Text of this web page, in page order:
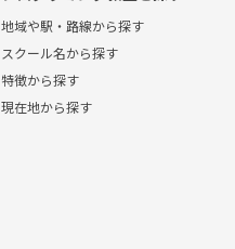
地域や駅・路線から探す
スクール名から探す
特徴から探す
現在地から探す